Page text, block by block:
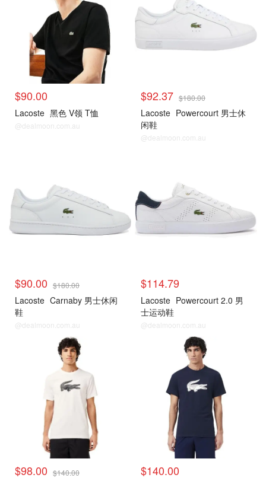
$90.00
Lacoste 黑色 V领 T恤
@dealmoon.com.au
$92.37 $180.00
Lacoste Powercourt 男士休
闲鞋
@dealmoon.com.au
$90.00 $180.00
Lacoste Carnaby 男士休闲
鞋
@dealmoon.com.au
$114.79
Lacoste Powercourt 2.0 男
士运动鞋
@dealmoon.com.au
$98.00 $140.00 $140.00